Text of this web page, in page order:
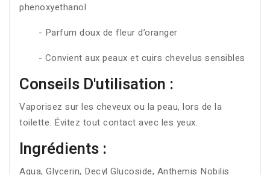
phenoxyethanol
- Parfum doux de fleur d’oranger
- Convient aux peaux et cuirs chevelus sensibles
Conseils D'utilisation :
Vaporisez sur les cheveux ou la peau, lors de la
toilette. Évitez tout contact avec les yeux.
Ingrédients :
Aqua, Glycerin, Decyl Glucoside, Anthemis Nobilis